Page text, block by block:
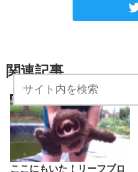
関連記事
ここにもいた！リーフブロ